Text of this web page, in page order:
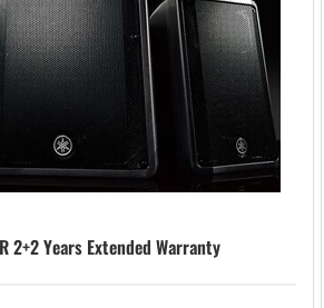
2+2 Years Extended Warranty